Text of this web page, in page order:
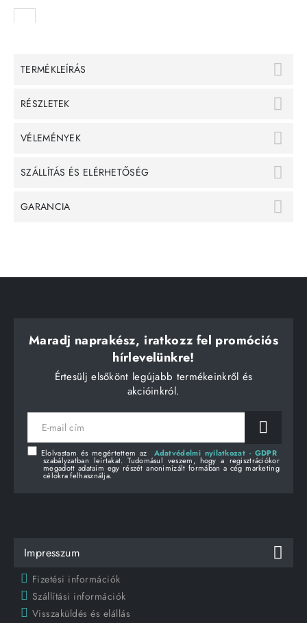
TERMÉKLEÍRÁS
RÉSZLETEK
VÉLEMÉNYEK
SZÁLLÍTÁS ÉS ELÉRHETŐSÉG
GARANCIA
Maradj naprakész, iratkozz fel promóciós
hírlevelünkre!
Értesülj elsőkönt legújabb termékeinkről és
akcióinkról.
E-
mail
Elolvastam és megértettem az Adatvédelmi nyilatkozat - GDPR
szabályzatban leírtakat. Tudomásul veszem, hogy a regisztrációkor
megadott adataim egy részét anonimizált formában a cég marketing
célokra felhasználja.
Impresszum
Fizetési információk
Szállítási információk
Visszaküldés és elállás